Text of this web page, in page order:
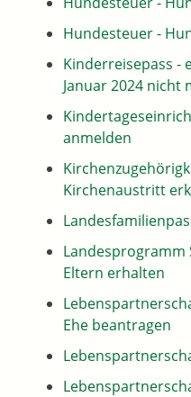
Hundesteuer -
Kinderreisepass -
Januar 2024 nicht
anmelden
Kirchenaustritt
Landesprogramm
Eltern erhalten
Ehe beantragen